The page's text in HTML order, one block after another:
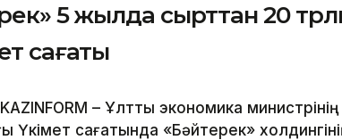
5 жылда сырттан 20
сағаты
– Ұлттық экономика
Үкімет сағатында «Бәйтерек»